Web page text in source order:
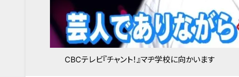
CBCテレビ『チャント！』マヂ学校に向かいます